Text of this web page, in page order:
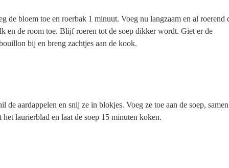
de bloem toe en roerbak 1 minuut. Voeg nu langzaam en al roerend
en de room toe. Blijf roeren tot de soep dikker wordt. Giet er de
bij en breng zachtjes aan de kook.
de aardappelen en snij ze in blokjes. Voeg ze toe aan de soep, samen
het laurierblad en laat de soep 15 minuten koken.